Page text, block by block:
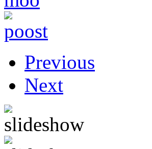
Previous
Next